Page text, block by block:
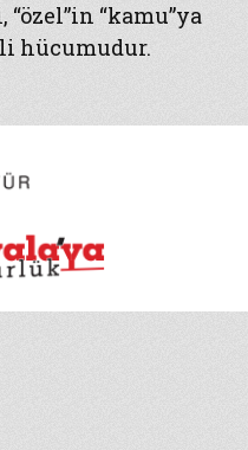
“kamu”ya
hücumudur.